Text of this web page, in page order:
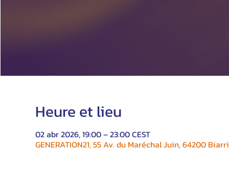
Heure et lieu
02 abr 2026, 19:00 – 23:00 CEST
GENERATION21, 55 Av. du Maréchal Juin, 64200